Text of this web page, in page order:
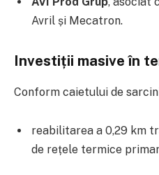
Avril și Mecatron.
Investiții masive în
Conform caietului de
reabilitarea a 0,29 km
de rețele termice